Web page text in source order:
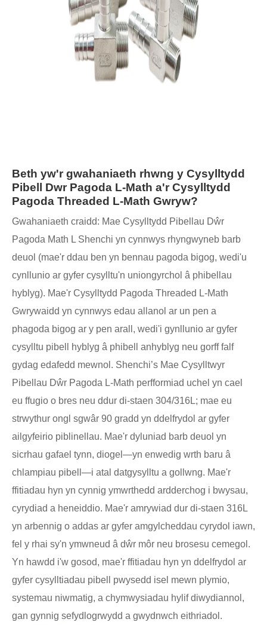
Beth yw'r gwahaniaeth rhwng y Cysylltydd
Pibell Dwr Pagoda L-Math a'r Cysylltydd
Pagoda Threaded L-Math Gwryw?
Gwahaniaeth craidd: Mae Cysylltydd Pibellau Dŵr
Pagoda Math L Shenchi yn cynnwys rhyngwyneb barb
deuol (mae'r ddau ben yn bennau pagoda bigog, wedi'u
cynllunio ar gyfer cysylltu'n uniongyrchol â phibellau
hyblyg). Mae'r Cysylltydd Pagoda Threaded L-Math
Gwrywaidd yn cynnwys edau allanol ar un pen a
phagoda bigog ar y pen arall, wedi'i gynllunio ar gyfer
cysylltu pibell hyblyg â phibell anhyblyg neu gorff falf
gydag edafedd mewnol. Shenchi’s Mae Cysylltwyr
Pibellau Dŵr Pagoda L-Math perfformiad uchel yn cael
eu ffugio o bres neu ddur di-staen 304/316L; mae eu
strwythur ongl sgwâr 90 gradd yn ddelfrydol ar gyfer
ailgyfeirio piblinellau. Mae'r dyluniad barb deuol yn
sicrhau gafael tynn, diogel —yn enwedig wrth baru â
chlampiau pibell —i atal datgysylltu a gollwng. Mae'r
ffitiadau hyn yn cynnig ymwrthedd ardderchog i bwysau,
cyrydiad a heneiddio. Mae'r amrywiad dur di-staen 316L
yn arbennig o addas ar gyfer amgylcheddau cyrydol iawn,
fel y rhai sy'n ymwneud â dŵr môr neu brosesu cemegol.
Yn hawdd i'w gosod, mae'r ffitiadau hyn yn ddelfrydol ar
gyfer cysylltiadau pibell pwysedd isel mewn plymio,
systemau niwmatig, a chymwysiadau hylif diwydiannol,
gan gynnig sefydlogrwydd a gwydnwch eithriadol.